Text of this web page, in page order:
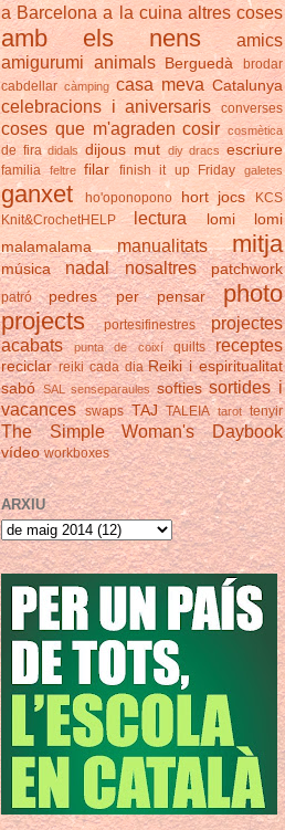
a Barcelona a la cuina altres coses
amb els nens
amics
amigurumi animals Berguedà
brodar
cabdellar càmping casa meva Catalunya
celebracions i aniversaris converses
coses que m'agraden cosir cosmètica
de fira didals dijous mut diy dracs escriure
familia feltre filar finish it up Friday galetes
ganxet ho'oponopono hort jocs
KCS
Knit&CrochetHELP
lectura
lomi lomi
malamalama
manualitats mitja
música nadal nosaltres patchwork
patró pedres per pensar
photo
projects
portesifinestres
projectes
acabats
punta de coixí quilts receptes
reciclar reiki cada dia Reiki i espiritualitat
sabó SAL senseparaules softies sortides i
vacances swaps TAJ TALEIA tarot tenyir
The Simple Woman's Daybook
vídeo workboxes
ARXIU